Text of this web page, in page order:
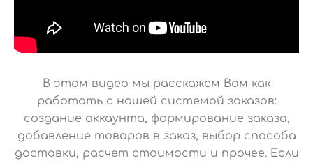
В этом видео мы расскажем Вам как
работать с нашей системой заказов:
создание аккаунта, формирование заказа,
добавление товаров в заказ, выбор способа
доставки, расчет стоимости и прочее. Если